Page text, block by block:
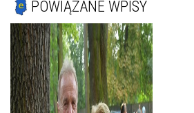
POWIĄZANE WPISY